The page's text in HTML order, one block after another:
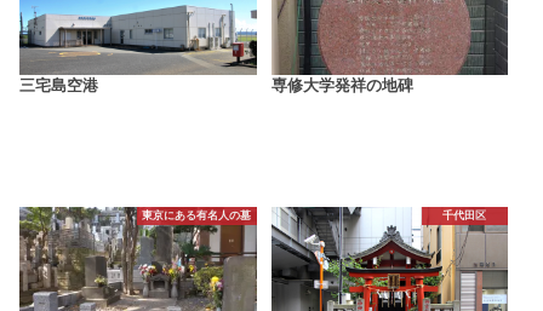
三宅島空港 専修大学発祥の地碑
東京にある有名人の墓 千代田区